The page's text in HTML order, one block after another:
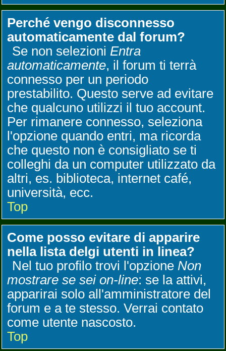
Perché vengo disconnesso
automaticamente dal forum?
Se non selezioni Entra
automaticamente, il forum ti terrà
connesso per un periodo
prestabilito. Questo serve ad evitare
che qualcuno utilizzi il tuo account.
Per rimanere connesso, seleziona
l'opzione quando entri, ma ricorda
che questo non è consigliato se ti
colleghi da un computer utilizzato da
altri, es. biblioteca, internet café,
università, ecc.
Top
Come posso evitare di apparire
nella lista delgi utenti in linea?
Nel tuo profilo trovi l'opzione Non
mostrare se sei on-line: se la attivi,
apparirai solo all'amministratore del
forum e a te stesso. Verrai contato
come utente nascosto.
Top